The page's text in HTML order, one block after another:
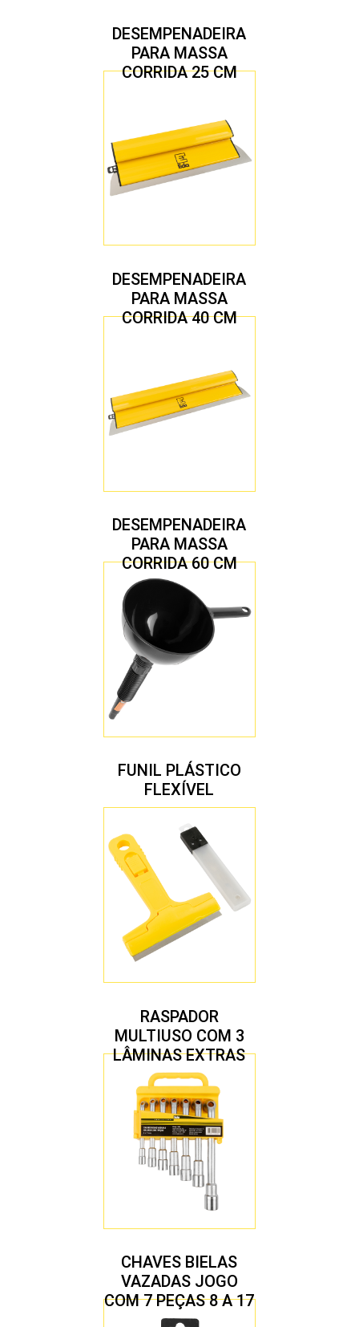
DESEMPENADEIRA
PARA MASSA
CORRIDA 25 CM
DESEMPENADEIRA
PARA MASSA
CORRIDA 40 CM
DESEMPENADEIRA
PARA MASSA
CORRIDA 60 CM
FUNIL PLÁSTICO
FLEXÍVEL
RASPADOR
MULTIUSO COM 3
LÂMINAS EXTRAS
CHAVES BIELAS
VAZADAS JOGO
COM 7 PEÇAS 8 A 17
MM